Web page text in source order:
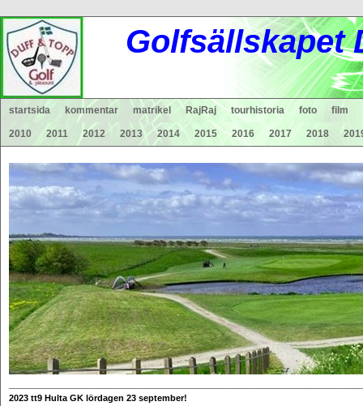
Golfsällskapet
startsida kommentar matrikel RajRaj tourhistoria foto film
2010 2011 2012 2013 2014 2015 2016 2017 2018
2023 tt9 Hulta GK lördagen 23 september!